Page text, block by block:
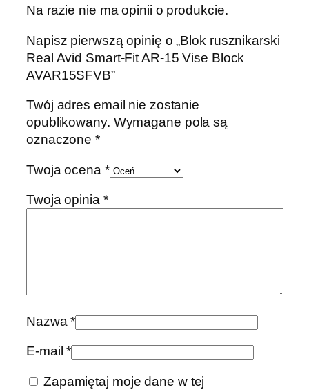
Na razie nie ma opinii o produkcie.
Napisz pierwszą opinię o „Blok rusznikarski
Real Avid Smart-Fit AR-15 Vise Block
AVAR15SFVB”
Twój adres email nie zostanie
opublikowany. Wymagane pola są
oznaczone*
Twoja ocena *
Twoja opinia *
Nazwa*
E-mail*
Zapamiętaj moje dane w tej